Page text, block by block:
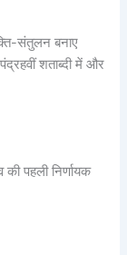
संतुलन बनाए
शताब्दी में और
पहली निर्णायक